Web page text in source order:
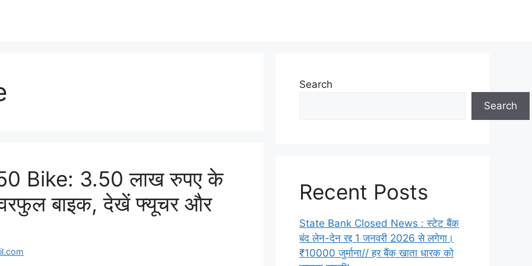
Bike: 3.50 लाख रुपए के
बाइक, देखें फ्यूचर और
Search
Search
Recent Posts
State Bank Closed News : स्टेट बैंक
बंद लेन-देन रद्द 1 जनवरी 2026 से लगेगा।
₹10000 जुर्माना// हर बैंक खाता धारक को